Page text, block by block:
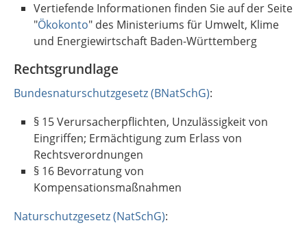
Vertiefende Informationen finden Sie auf der Seite
"Ökokonto" des Ministeriums für Umwelt, Klime
und Energiewirtschaft Baden-Württemberg
Rechtsgrundlage
Bundesnaturschutzgesetz (BNatSchG):
§ 15 Verursacherpflichten, Unzulässigkeit von
Eingriffen; Ermächtigung zum Erlass von
Rechtsverordnungen
§ 16 Bevorratung von
Kompensationsmaßnahmen
Naturschutzgesetz (NatSchG):